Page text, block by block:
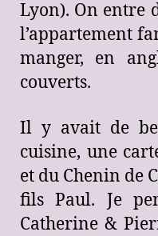
Lyon). On entre
l’appartement
manger, en
couverts.
Il y avait de
cuisine, une
et du Chenin de
fils Paul. Je
Catherine &